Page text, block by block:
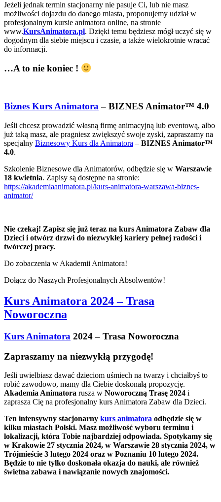
Jeżeli jednak termin stacjonarny nie pasuje Ci, lub nie masz
możliwości dojazdu do danego miasta, proponujemy udział w
profesjonalnym kursie animatora online, na stronie
www.KursAnimatora.pl. Dzięki temu będziesz mógł uczyć się w
dogodnym dla siebie miejscu i czasie, a także wielokrotnie wracać
do informacji.
…A to nie koniec !
Biznes Kurs Animatora– BIZNES Animator™ 4.0
Jeśli chcesz prowadzić własną firmę animacyjną lub eventową, albo
już taką masz, ale pragniesz zwiększyć swoje zyski, zapraszamy na
specjalny Biznesowy Kurs dla Animatora – BIZNES Animator™
4.0.
Szkolenie Biznesowe dla Animatorów, odbędzie się w Warszawie
18 kwietnia. Zapisy są dostępne na stronie:
https://akademiaanimatora.pl/kurs-animatora-warszawa-biznes-
animator/
Nie czekaj! Zapisz się już teraz na kurs Animatora Zabaw dla
Dzieci i otwórz drzwi do niezwykłej kariery pełnej radości i
twórczej pracy.
Do zobaczenia w Akademii Animatora!
Dołącz do Naszych Profesjonalnych Absolwentów!
Kurs Animatora 2024 – Trasa
Noworoczna
Kurs Animatora 2024 – Trasa Noworoczna
Zapraszamy na niezwykłą przygodę!
Jeśli uwielbiasz dawać dzieciom uśmiech na twarzy i chciałbyś to
robić zawodowo, mamy dla Ciebie doskonałą propozycję.
Akademia Animatora rusza w Noworoczną Trasę 2024 i
zaprasza Cię na profesjonalny kurs Animatora Zabaw dla Dzieci.
Ten intensywny stacjonarny kurs animatora odbędzie się w
kilku miastach Polski. Masz możliwość wyboru terminu i
lokalizacji, która Tobie najbardziej odpowiada. Spotykamy się
w Krakowie 27 stycznia 2024, w Warszawie 28 stycznia 2024, w
Trójmieście 3 lutego 2024 oraz w Poznaniu 10 lutego 2024.
Będzie to nie tylko doskonała okazja do nauki, ale również
świetna zabawa i nawiązanie nowych znajomości.